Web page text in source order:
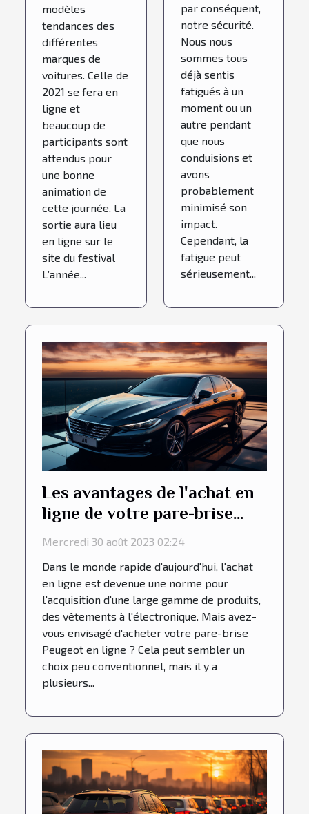
modèles
tendances des
différentes
marques de
voitures. Celle de
2021 se fera en
ligne et
beaucoup de
participants sont
attendus pour
une bonne
animation de
cette journée. La
sortie aura lieu
en ligne sur le
site du festival
L’année...
par conséquent,
notre sécurité.
Nous nous
sommes tous
déjà sentis
fatigués à un
moment ou un
autre pendant
que nous
conduisions et
avons
probablement
minimisé son
impact.
Cependant, la
fatigue peut
sérieusement...
Les avantages de l'achat en
ligne de votre pare-brise
Peugeot
Mercredi 30 août 2023 02:24
Dans le monde rapide d'aujourd'hui, l'achat
en ligne est devenue une norme pour
l'acquisition d'une large gamme de produits,
des vêtements à l'électronique. Mais avez-
vous envisagé d'acheter votre pare-brise
Peugeot en ligne ? Cela peut sembler un
choix peu conventionnel, mais il y a
plusieurs...